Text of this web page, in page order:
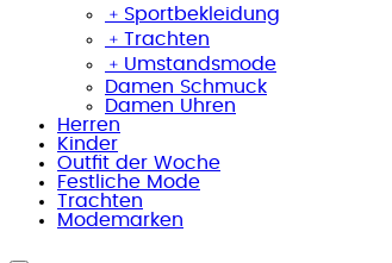
﹢ Sportbekleidung
﹢ Trachten
﹢ Umstandsmode
Damen Schmuck
Damen Uhren
Herren
Kinder
Outfit der Woche
Festliche Mode
Trachten
Modemarken